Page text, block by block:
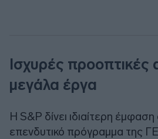
Ισχυρές προοπτικές
μεγάλα έργα
Η S&P δίνει ιδιαίτερη
επενδυτικό πρόγραμμα της